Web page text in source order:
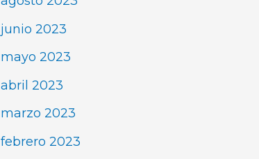
junio 2023
mayo 2023
abril 2023
marzo 2023
febrero 2023